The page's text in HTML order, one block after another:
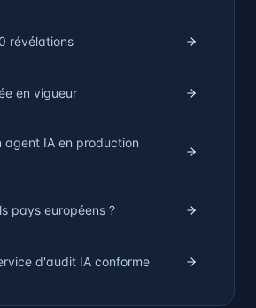
révélations
en vigueur
agent IA en production
pays européens ?
d'audit IA conforme